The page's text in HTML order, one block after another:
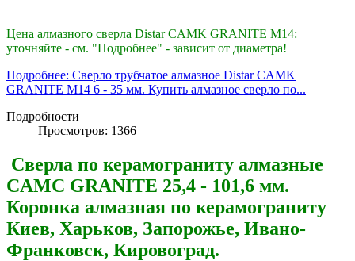
Цена алмазного сверла Distar CAMK GRANITE М14:
уточняйте - см. "Подробнее" - зависит от диаметра!
Подробнее: Сверло трубчатое алмазное Distar CAMK
GRANITE М14 6 - 35 мм. Купить алмазное сверло по...
Подробности
Просмотров: 1366
Сверла по керамограниту алмазные
CAMC GRANITE 25,4 - 101,6 мм.
Коронка алмазная по керамограниту
Киев, Харьков, Запорожье, Ивано-
Франковск, Кировоград.